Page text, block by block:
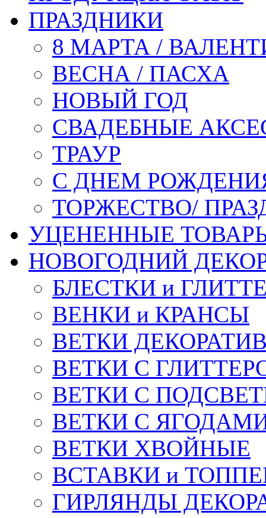
ПРАЗДНИКИ
8 МАРТА /
ВЕСНА / ПАСХА
НОВЫЙ ГОД
СВАДЕБНЫЕ
ТРАУР
С ДНЕМ
ТОРЖЕСТВО/
УЦЕНЕННЫЕ
НОВОГОДНИЙ
БЛЕСТКИ и
ВЕНКИ и КРАНСЫ
ВЕТКИ
ВЕТКИ С
ВЕТКИ С
ВЕТКИ С
ВЕТКИ ХВОЙНЫЕ
ВСТАВКИ и
ГИРЛЯНДЫ